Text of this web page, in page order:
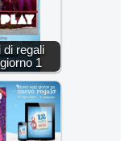
di regali
1